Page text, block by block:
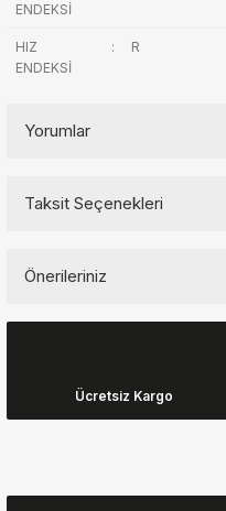
ENDEKSİ
HIZ
ENDEKSİ
: R
Yorumlar
Taksit Seçenekleri
Önerileriniz
Görüş ve önerileriniz için
Ürün resmi kalitesiz, bozuk
Ürün açıklamasında eksik
Ücretsiz Kargo